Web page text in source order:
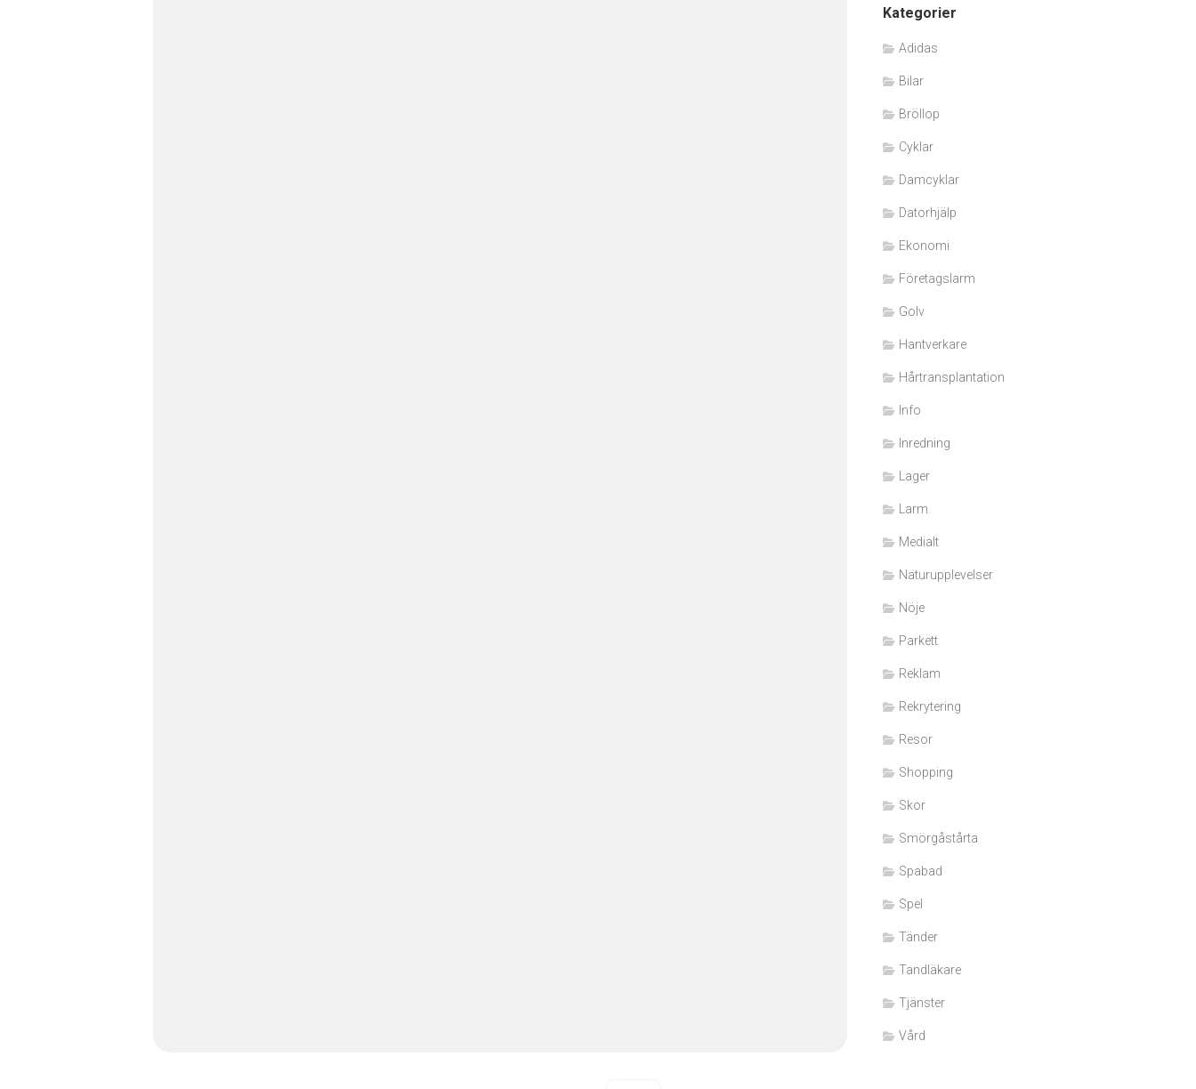
Kategorier
Adidas
Bilar
Bröllop
Cyklar
Damcyklar
Datorhjälp
Ekonomi
Företagslarm
Golv
Hantverkare
Hårtransplantation
Info
Inredning
Lager
Larm
Medialt
Naturupplevelser
Nöje
Parkett
Reklam
Rekrytering
Resor
Shopping
Skor
Smörgåstårta
Spabad
Spel
Tänder
Tandläkare
Tjänster
Vård